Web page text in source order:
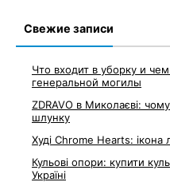
Свежие записи
Что входит в уборку и
генеральной могилы
ZDRAVO в Миколаєві:
шлунку
Худі Chrome Hearts:
Кульові опори: купити
Україні